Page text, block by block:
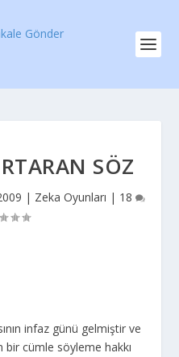
SÖZ
| Zeka Oyunları | 18
infaz günü gelmiştir ve
cümle söyleme hakkı